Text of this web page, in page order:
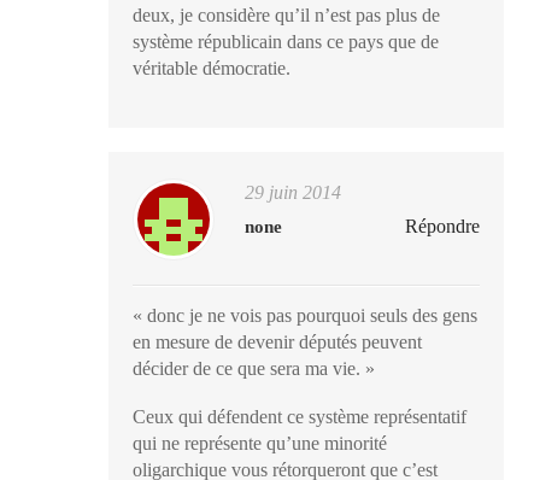
deux, je considère qu’il n’est pas plus de
système républicain dans ce pays que de
véritable démocratie.
29 juin 2014
none Répondre
« donc je ne vois pas pourquoi seuls des gens
en mesure de devenir députés peuvent
décider de ce que sera ma vie. »
Ceux qui défendent ce système représentatif
qui ne représente qu’une minorité
oligarchique vous rétorqueront que c’est